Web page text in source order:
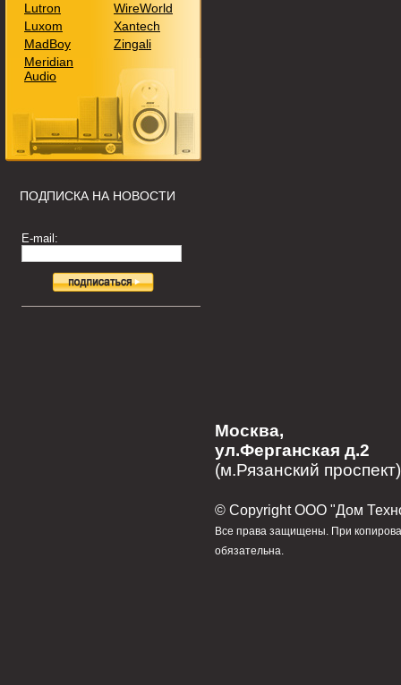
Lutron
Luxom
MadBoy
Meridian
Audio
WireWorld
Xantech
Zingali
ПОДПИСКА НА НОВОСТИ
E-mail:
Москва,
ул.Ферганская д.2
(м.Рязанский проспект)
© Сopyright ООО "Дом
Все права защищены. При
обязательна.